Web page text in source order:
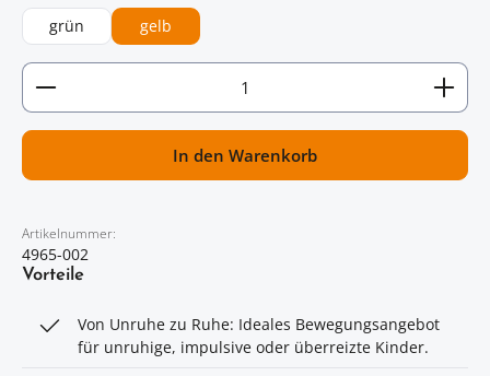
grün gelb
Artikel Anzahl: Gib den gewünschten Wert ein
In den Warenkorb
Artikelnummer:
4965-002
Vorteile
Von Unruhe zu Ruhe: Ideales Bewegungsangebot
für unruhige, impulsive oder überreizte Kinder.